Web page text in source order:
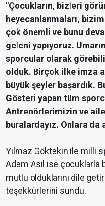
"Çocukların, bizleri
heyecanlanmaları,
çok önemli ve bunu
geleni yapıyoruz.
sporcular olarak
olduk. Birçok ilke imza
büyük şeyler başardık.
Gösteri yapan tüm
Antrenörlerimizin ve
buralardayız. Onlara da
Yılmaz Göktekin ile milli
Adem Asil ise çocuklarla
mutlu olduklarını dile
teşekkürlerini sundu.